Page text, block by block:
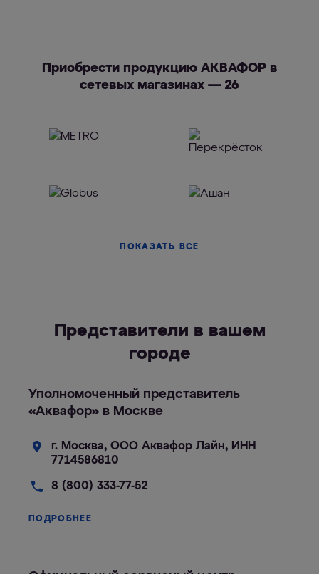
Приобрести продукцию АКВАФОР в
сетевых магазинах — 26
ПОКАЗАТЬ ВСЕ
Представители в вашем
городе
Уполномоченный представитель
«Аквафор» в Москве
г. Москва, ООО Аквафор Лайн, ИНН
7714586810
8 (800) 333-77-52
ПОДРОБНЕЕ